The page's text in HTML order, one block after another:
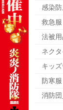
感染
救急服
法被用
ネクタ
キッ
防寒
消防